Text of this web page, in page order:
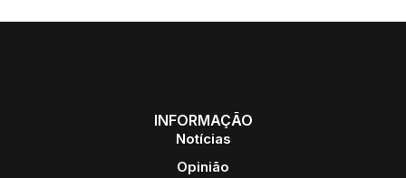
INFORMAÇÃO
Notícias
Opinião